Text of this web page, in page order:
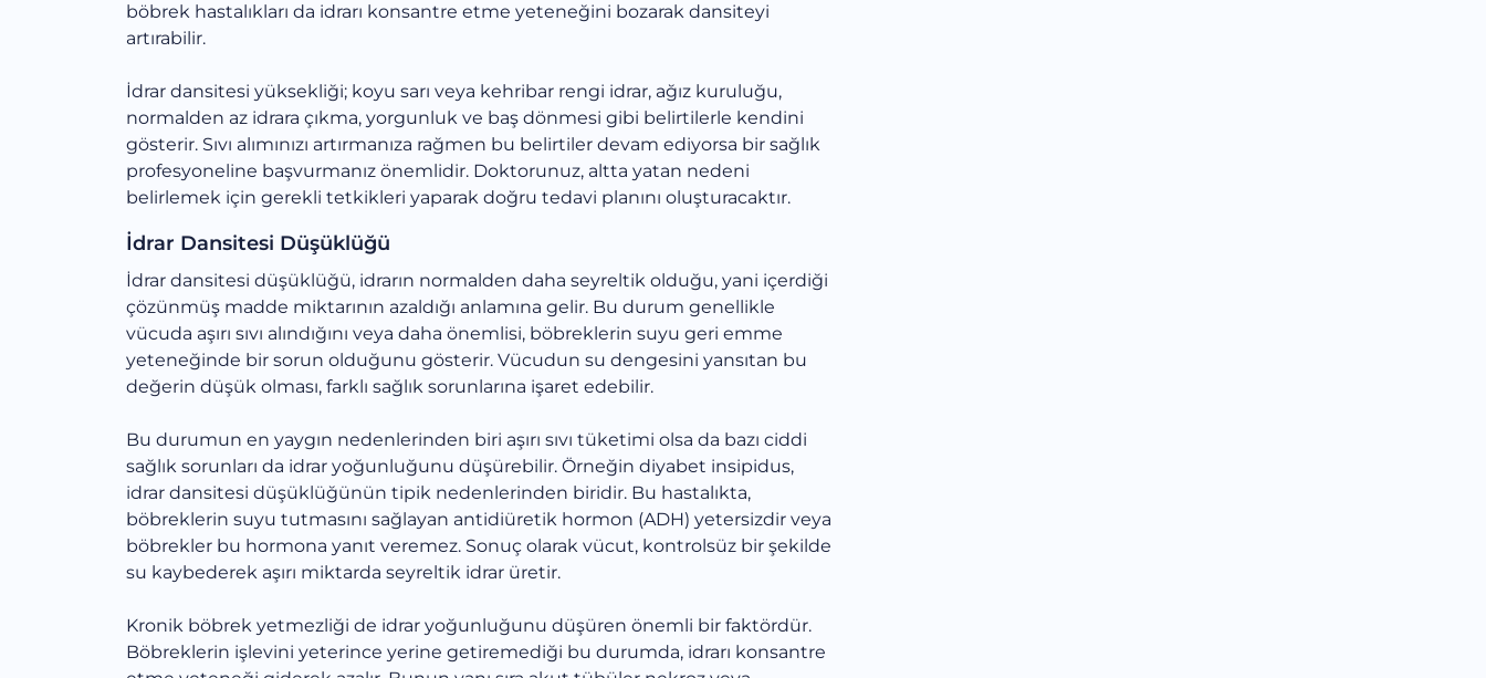
böbrek hastalıkları da idrarı konsantre etme yeteneğini bozarak dansiteyi
artırabilir.
İdrar dansitesi yüksekliği; koyu sarı veya kehribar rengi idrar, ağız kuruluğu,
normalden az idrara çıkma, yorgunluk ve baş dönmesi gibi belirtilerle kendini
gösterir. Sıvı alımınızı artırmanıza rağmen bu belirtiler devam ediyorsa bir sağlık
profesyoneline başvurmanız önemlidir. Doktorunuz, altta yatan nedeni
belirlemek için gerekli tetkikleri yaparak doğru tedavi planını oluşturacaktır.
İdrar Dansitesi Düşüklüğü
İdrar dansitesi düşüklüğü, idrarın normalden daha seyreltik olduğu, yani içerdiği
çözünmüş madde miktarının azaldığı anlamına gelir. Bu durum genellikle
vücuda aşırı sıvı alındığını veya daha önemlisi, böbreklerin suyu geri emme
yeteneğinde bir sorun olduğunu gösterir. Vücudun su dengesini yansıtan bu
değerin düşük olması, farklı sağlık sorunlarına işaret edebilir.
Bu durumun en yaygın nedenlerinden biri aşırı sıvı tüketimi olsa da bazı ciddi
sağlık sorunları da idrar yoğunluğunu düşürebilir. Örneğin diyabet insipidus,
idrar dansitesi düşüklüğünün tipik nedenlerinden biridir. Bu hastalıkta,
böbreklerin suyu tutmasını sağlayan antidiüretik hormon (ADH) yetersizdir veya
böbrekler bu hormona yanıt veremez. Sonuç olarak vücut, kontrolsüz bir şekilde
su kaybederek aşırı miktarda seyreltik idrar üretir.
Kronik böbrek yetmezliği de idrar yoğunluğunu düşüren önemli bir faktördür.
Böbreklerin işlevini yeterince yerine getiremediği bu durumda, idrarı konsantre